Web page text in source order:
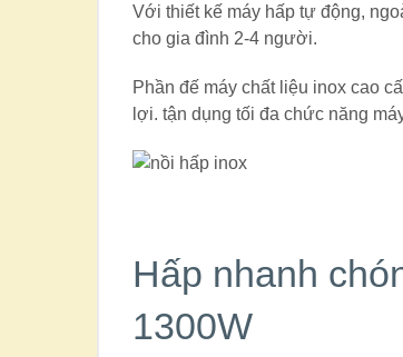
Với thiết kế máy hấp tự động,
cho gia đình 2-4 người.
Phần đế máy chất liệu inox cao
lợi. tận dụng tối đa chức năng
Hấp nhanh
1300W